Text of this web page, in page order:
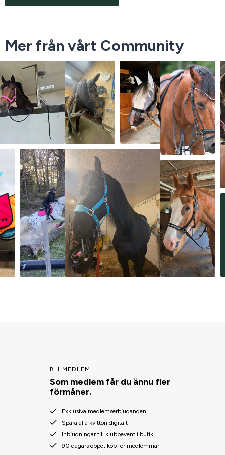
Mer från vårt Community
BLI MEDLEM
Som medlem får du ännu fler
förmåner.
Exklusiva medlemserbjudanden
Spara alla kvitton digitalt
Inbjudningar till klubbevent i butik
90 dagars öppet köp för medlemmar